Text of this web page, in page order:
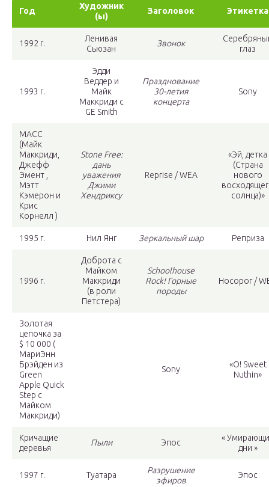
Год
Художник
(ы)
Заголовок Этикетка
1992 г.
Ленивая
Сьюзан
Звонок
глаз
1993 г.
Эдди
Веддер и
Майк
Маккриди с
GE Smith
Празднование
30-летия
концерта
Sony
MACC
(Майк
Маккриди,
Джефф
Эмент ,
Мэтт
Кэмерон и
Крис
Корнелл )
Stone Free:
дань
уважения
Джими
Хендриксу
Reprise / WEA
«Эй, детка
(Страна
нового
солнца)»
1995 г. Нил Янг Зеркальный шар Реприза
1996 г.
Доброта с
Майком
Маккриди
(в роли
Петстера)
Schoolhouse
Rock! Горные
породы
Носорог /
Золотая
цепочка за
$ 10 000 (
МариЭнн
Брэйден из
Green
Apple Quick
Step с
Майком
Маккриди)
Sony
«О! Sweet
Nuthin»
Кричащие
деревья
Пыли Эпос
«
дни »
1997 г. Туатара
Разрушение
эфиров
Эпос